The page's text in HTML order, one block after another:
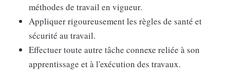
méthodes de travail en vigueur.
Appliquer rigoureusement les règles de santé et
sécurité au travail.
Effectuer toute autre tâche connexe reliée à son
apprentissage et à l'exécution des travaux.